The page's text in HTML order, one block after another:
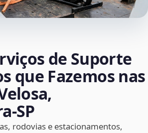
de Suporte
que Fazemos nas
rodovias e estacionamentos,